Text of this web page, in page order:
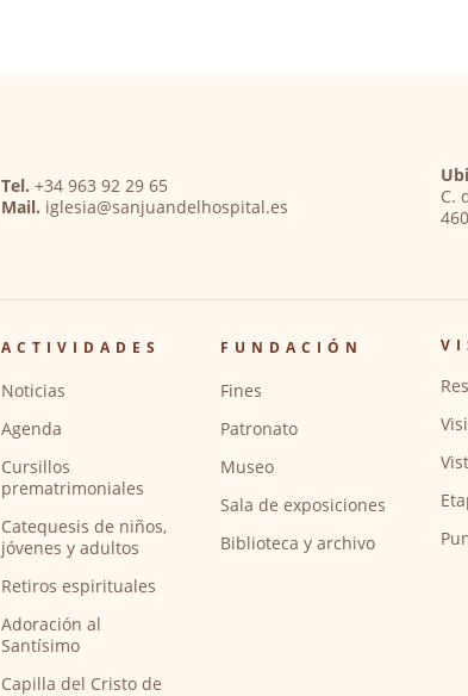
Tel. +34 963 92 29 65
Mail. iglesia@sanjuandelhospital.es
C.
ACTIVIDADES
Noticias
Agenda
Cursillos
prematrimoniales
Catequesis de niños,
jóvenes y adultos
Retiros espirituales
Adoración al
Santísimo
Capilla del Cristo de
FUNDACIÓN
Fines
Patronato
Museo
Sala de exposiciones
Biblioteca y archivo